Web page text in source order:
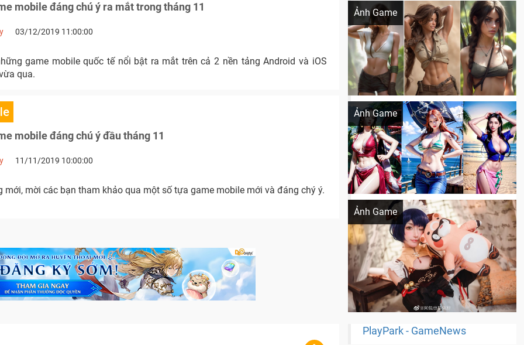
mobile đáng chú ý ra mắt trong tháng 11
03/12/2019 11:00:00
quốc tế nổi bật ra mắt trên cả 2 nền tảng Android và iOS
qua.
mobile đáng chú ý đầu tháng 11
11/11/2019 10:00:00
mới, mời các bạn tham khảo qua một số tựa game mobile mới và đáng chý ý.
Ảnh Game
Ảnh Game
Khi AI Cosplay gái đẹp One Piece
Ảnh Game
Cosplay Xiangling siêu cute
PlayPark - GameNews